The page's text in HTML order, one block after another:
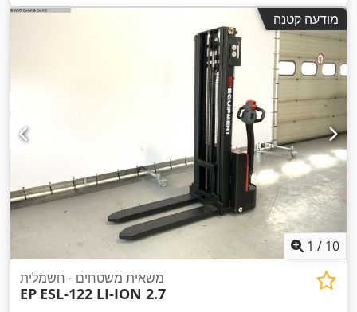
מודעה קטנה
1 / 10
משאית משטחים - חשמלית
EP ESL-122 LI-ION 2.7